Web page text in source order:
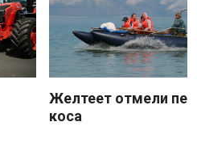
Желтеет отмели
коса